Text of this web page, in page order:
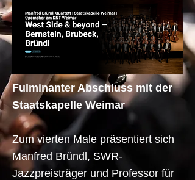
Fulminanter Abschluss mit der
Staatskapelle Weimar
Zum vierten Male präsentiert sich
Manfred Bründl, SWR-
Jazzpreisträger und Professor für